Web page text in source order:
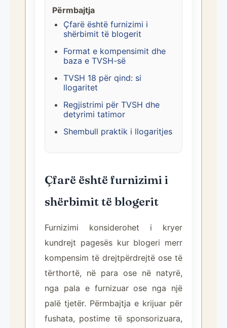
Përmbajtja
Çfarë është furnizimi i
shërbimit të blogerit
Format e kompensimit dhe
baza e TVSH-së
TVSH 18 për qind: si
llogaritet
Regjistrimi për TVSH dhe
detyrimi tatimor
Shembull praktik i llogaritjes
Çfarë është furnizimi i
shërbimit të blogerit
Furnizimi konsiderohet i kryer
kundrejt pagesës kur blogeri merr
kompensim të drejtpërdrejtë ose të
tërthortë, në para ose në natyrë,
nga pala e furnizuar ose nga një
palë tjetër. Përmbajtja e krijuar për
fushata, postime të sponsorizuara,